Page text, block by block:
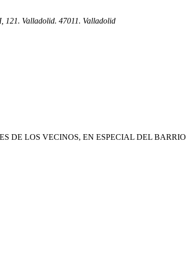
121. Valladolid. 47011. Valladolid
DE LOS VECINOS, EN ESPECIAL DEL BARRIO